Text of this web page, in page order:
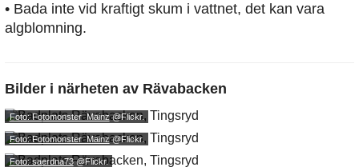
• Bada inte vid kraftigt skum i vattnet, det kan vara
algblomning.
Bilder i närheten av Rävabacken
Foto: Fotomonster_Mainz@Flickr.
Foto: Fotomonster_Mainz@Flickr.
Foto: saerdna73@Flickr.